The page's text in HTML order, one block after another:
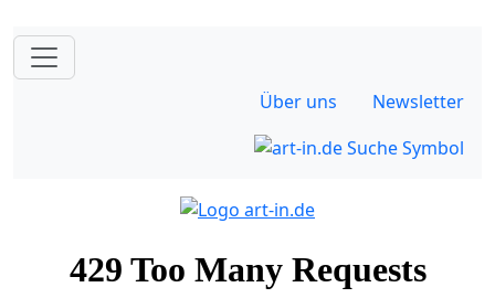
Über uns Newsletter